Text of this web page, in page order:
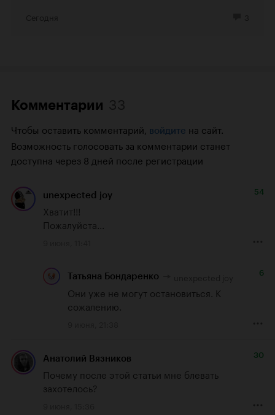
Комментарии
Чтобы оставить комментарий, войдите на сайт.
Возможность голосовать за комментарии станет
доступна через 8 дней после регистрации
unexpected joy 54
Хватит!!!
Пожалуйста...
Татьяна Бондаренко 6
Они уже не могут остановиться. К
сожалению.
Анатолий Вязников 30
Почему после этой статьи мне блевать
захотелось?